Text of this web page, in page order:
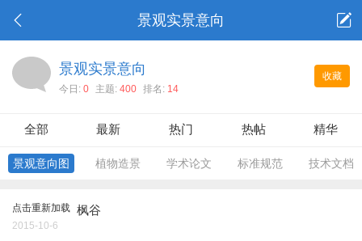
景观实景意向
收藏
景观实景意向
今日: 0 主题: 400 排名: 14
全部 最新 热门 热帖 精华
景观意向图 植物造景 学术论文 标准规范 技术文档
点击重新加载 枫谷
2015-10-6